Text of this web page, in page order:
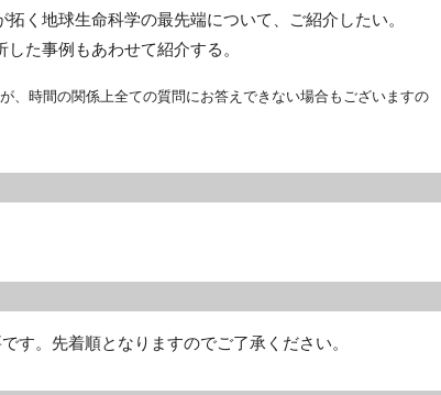
く地球生命科学の最先端について、ご紹介したい。
た事例もあわせて紹介する。
、時間の関係上全ての質問にお答えできない場合もございますの
。先着順となりますのでご了承ください。